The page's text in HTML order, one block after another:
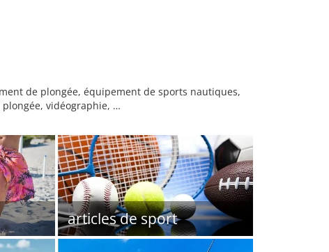
de plongée, équipement de sports nautiques,
vidéographie, …
articles de sport